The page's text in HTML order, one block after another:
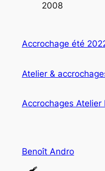
2008
Accrochage été
Atelier &
Accrochages Atelier
Benoît Andro